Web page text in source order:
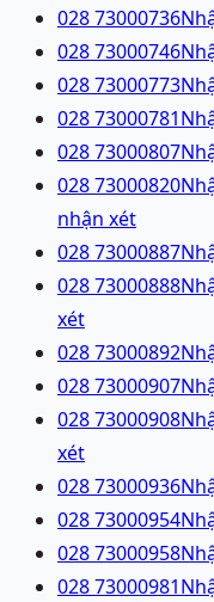
028 73000736
028 73000746
028 73000773
028 73000781
028 73000807
028 73000820
nhận xét
028 73000887
028 73000888
xét
028 73000892
028 73000907
028 73000908
xét
028 73000936
028 73000954
028 73000958
028 73000981